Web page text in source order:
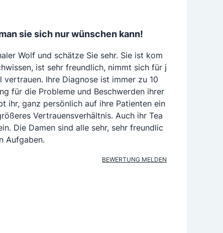
sie sich nur wünschen kann!
Wolf und schätze Sie sehr. Sie ist kom
ist sehr freundlich, nimmt sich für j
Ihre Diagnose ist immer zu 10
für die Probleme und Beschwerden ihrer
ihr, ganz persönlich auf ihre Patienten ein
Vertrauensverhältnis. Auch ihr Tea
Die Damen sind alle sehr, sehr freundlic
Aufgaben.
BEWERTUNG MELDEN